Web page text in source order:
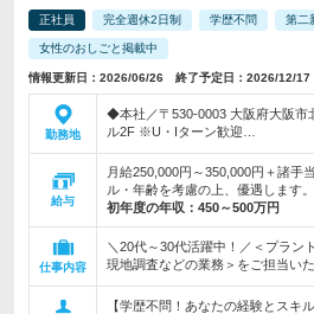
正社員 完全週休2日制 学歴不問 第二
女性のおしごと掲載中
情報更新日：2026/06/26 終了予定日：2026/12/17
勤務地
◆本社／〒530-0003 大阪府大阪
ル2F ※U・Iターン歓迎…
給与
月給250,000円～350,000円＋諸手
ル・年齢を考慮の上、優遇します
初年度の年収： 450～500万円
仕事内容
＼20代～30代活躍中！／＜プラン
現地調査などの業務＞をご担当いた
【学歴不問！あなたの経験とスキ